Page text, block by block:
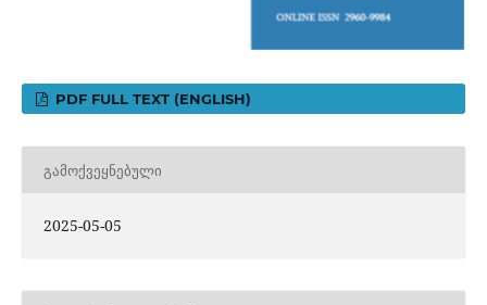
PDF FULL TEXT (ENGLISH)
ᲒᲐᲛᲝᲥᲕᲔᲧᲜᲔᲑᲣᲚᲘ
2025-05-05